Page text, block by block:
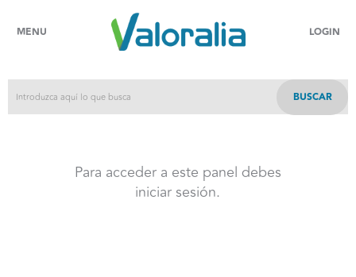
MENU LOGIN
BUSCAR
Para acceder a este panel debes
iniciar sesión.